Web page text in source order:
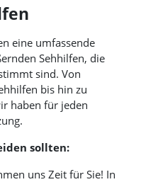
eine umfassende
Sehhilfen, die
sind. Von
bis hin zu
haben für jeden
sollten:
uns Zeit für Sie! In